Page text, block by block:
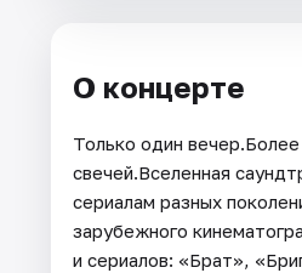
О концерте
Только один
свечей.Вселенная
сериалам разных
зарубежного
и сериалов: «Брат»,